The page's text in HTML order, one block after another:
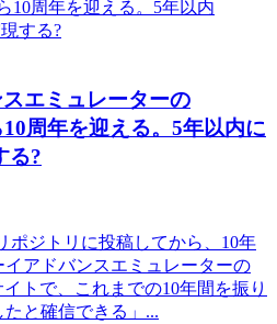
エミュレーターの
周年を迎える。5年以内に
る?
ポジトリに投稿してから、10年
アドバンスエミュレーターの
トで、これまでの10年間を振り
と確信できる」...